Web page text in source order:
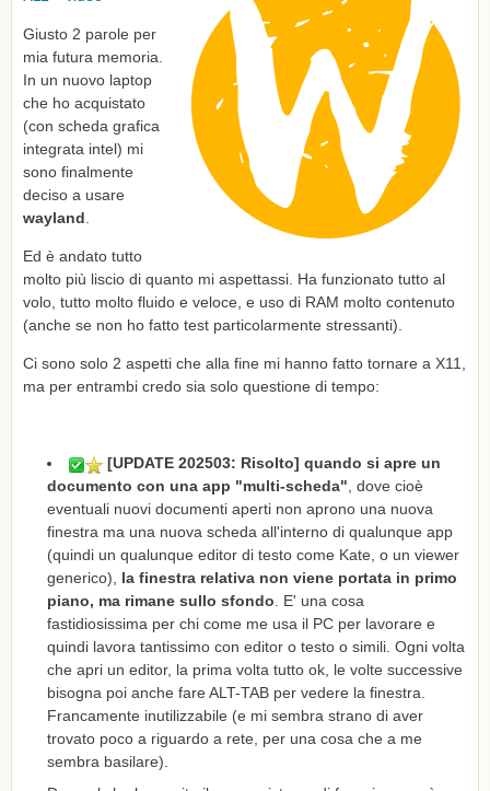
Giusto 2 parole per
mia futura memoria.
In un nuovo laptop
che ho acquistato
(con scheda grafica
integrata intel) mi
sono finalmente
deciso a usare
wayland
Ed è andato tutto
molto più liscio di quanto mi aspettassi. Ha funzionato tutto al
volo, tutto molto fluido e veloce, e uso di RAM molto contenuto
(anche se non ho fatto test particolarmente stressanti).
Ci sono solo 2 aspetti che alla fine mi hanno fatto tornare a X11,
ma per entrambi credo sia solo questione di tempo:
[UPDATE 202503: Risolto] quando si apre un
documento con una app "multi-scheda", dove cioè
eventuali nuovi documenti aperti non aprono una nuova
finestra ma una nuova scheda all'interno di qualunque app
(quindi un qualunque editor di testo come Kate, o un viewer
generico), la finestra relativa non viene portata in primo
piano, ma rimane sullo sfondo. E' una cosa
fastidiosissima per chi come me usa il PC per lavorare e
quindi lavora tantissimo con editor o testo o simili. Ogni volta
che apri un editor, la prima volta tutto ok, le volte successive
bisogna poi anche fare ALT-TAB per vedere la finestra.
Francamente inutilizzabile (e mi sembra strano di aver
trovato poco a riguardo a rete, per una cosa che a me
sembra basilare).